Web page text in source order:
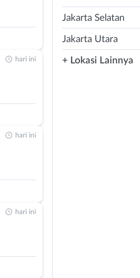
hari ini
hari ini
hari ini
Jakarta Selatan
Jakarta Utara
+ Lokasi Lainnya